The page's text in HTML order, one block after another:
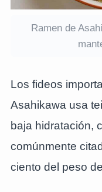
Ramen de
Los fideos
Asahikawa usa
baja hidratación,
comúnmente
ciento del peso